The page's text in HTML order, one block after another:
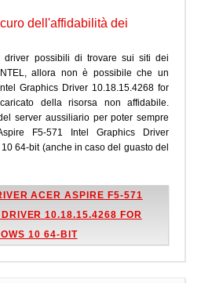
dell'affidabilità dei
driver possibili di trovare sui siti dei
allora non è possibile che un
Graphics Driver 10.18.15.4268 for
della risorsa non affidabile.
server aussiliario per poter sempre
F5-571 Intel Graphics Driver
64-bit (anche in caso del guasto del
ACER ASPIRE F5-571
DRIVER 10.18.15.4268 FOR
10 64-BIT